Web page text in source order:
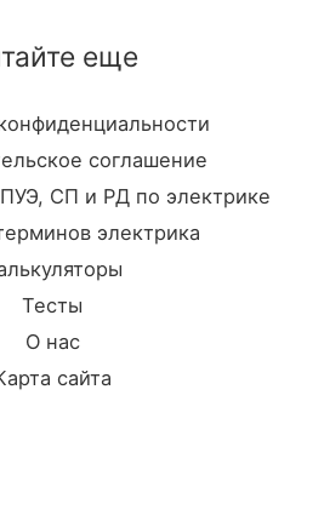
еще
соглашение
СП и РД по электрике
электрика
Тесты
О нас
сайта